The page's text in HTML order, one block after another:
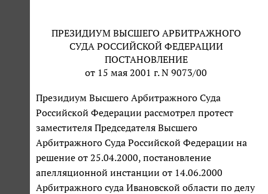
ПРЕЗИДИУМ ВЫСШЕГО АРБИТРАЖНОГО
СУДА РОССИЙСКОЙ ФЕДЕРАЦИИ
ПОСТАНОВЛЕНИЕ
от 15 мая 2001 г. N 9073/00
Президиум Высшего Арбитражного Суда
Российской Федерации рассмотрел протест
заместителя Председателя Высшего
Арбитражного Суда Российской Федерации на
решение от 25.04.2000, постановление
апелляционной инстанции от 14.06.2000
Арбитражного суда Ивановской области по делу